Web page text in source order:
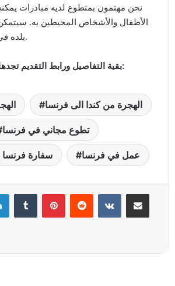
نحن مهتمون بمتطوع لديه مبادرات
الأطفال والأشخاص المحيطين به.
بلده في الفصول المدرسية.
بقية التفاصيل ورابط التقديم تجدها داخل الرابط التالي:
الهجرة من كندا الى فرنسا
تطوع مجاني في فرنسا
سفارة فرنسا عمل في فرنسا
LinkedinTumblr PinterestReddit VKontaktePartager par email